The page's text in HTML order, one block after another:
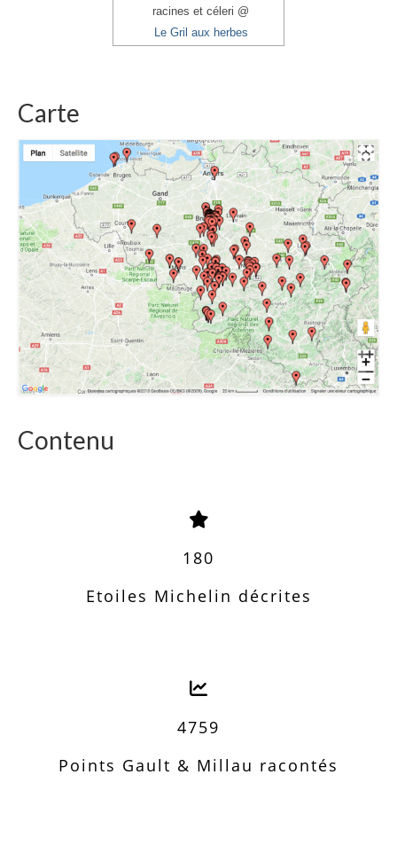
racines et céleri @
Le Gril aux herbes
Carte
Contenu
180
Etoiles Michelin décrites
4759
Points Gault & Millau racontés